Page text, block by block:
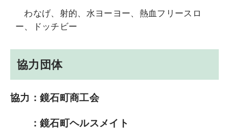
わなげ、射的、水ヨーヨー、熱血フリースロ
ー、ドッチビー
協力団体
協力：鏡石町商工会
：鏡石町ヘルスメイト